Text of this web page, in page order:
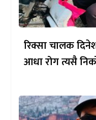
रिक्सा चालक
आधा रोग त्यसै